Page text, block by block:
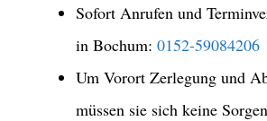
Sofort Anrufen und
in Bochum: 0152-59084206
Um Vorort Zerlegung und
müssen sie sich keine